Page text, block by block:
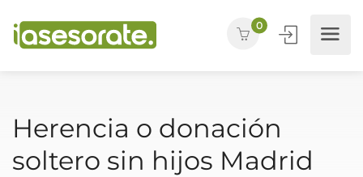
0
Herencia o donación
soltero sin hijos Madrid